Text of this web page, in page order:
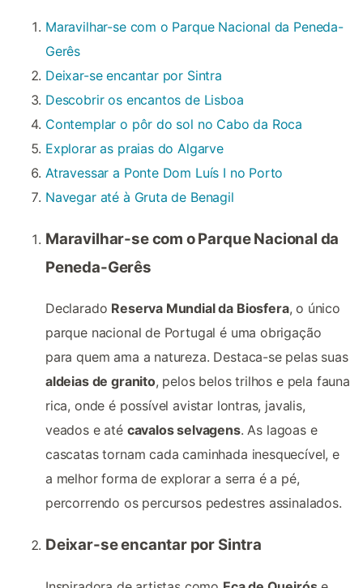
Maravilhar-se com o Parque Nacional da Peneda-
Gerês
Deixar-se encantar por Sintra
Descobrir os encantos de Lisboa
Contemplar o pôr do sol no Cabo da Roca
Explorar as praias do Algarve
Atravessar a Ponte Dom Luís I no Porto
Navegar até à Gruta de Benagil
Maravilhar-se com o Parque Nacional da
Peneda-Gerês
Declarado Reserva Mundial da Biosfera, o único
parque nacional de Portugal é uma obrigação
para quem ama a natureza. Destaca-se pelas suas
aldeias de granito, pelos belos trilhos e pela fauna
rica, onde é possível avistar lontras, javalis,
veados e até cavalos selvagens. As lagoas e
cascatas tornam cada caminhada inesquecível, e
a melhor forma de explorar a serra é a pé,
percorrendo os percursos pedestres assinalados.
Deixar-se encantar por Sintra